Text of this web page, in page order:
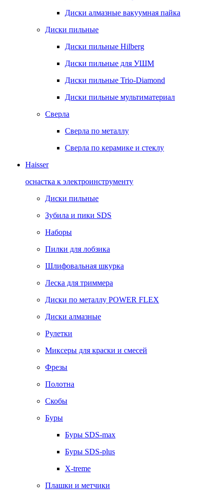
Диски алмазные вакуумная пайка
Диски пильные
Диски пильные Hilberg
Диски пильные для УШМ
Диски пильные Trio-Diamond
Диски пильные мультиматериал
Сверла
Сверла по металлу
Сверла по керамике и стеклу
Haisser
оснастка к электроинструменту
Диски пильные
Зубила и пики SDS
Наборы
Пилки для лобзика
Шлифовальная шкурка
Леска для триммера
Диски по металлу POWER FLEX
Диски алмазные
Рулетки
Миксеры для краски и смесей
Фрезы
Полотна
Скобы
Буры
Буры SDS-max
Буры SDS-plus
X-treme
Плашки и метчики